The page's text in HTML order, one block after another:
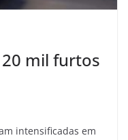
mil furtos
intensificadas em